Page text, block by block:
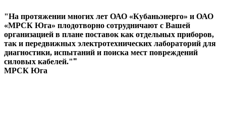
"На протяжении многих лет ОАО «Кубаньэнерго» и ОАО
«МРСК Юга» плодотворно сотрудничают с Вашей
организацией в плане поставок как отдельных приборов,
так и передвижных электротехнических лабораторий для
диагностики, испытаний и поиска мест повреждений
силовых кабелей.""
МРСК Юга